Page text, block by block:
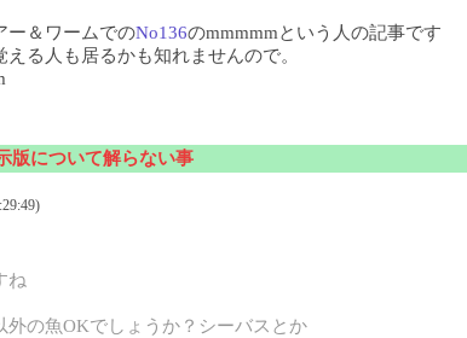
ー＆ワームでのNo136のmmmmmという人の記事です
る人も居るかも知れませんので。
版について解らない事
ね
外の魚OKでしょうか？シーバスとか